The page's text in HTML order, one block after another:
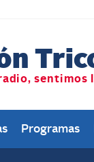
Programas